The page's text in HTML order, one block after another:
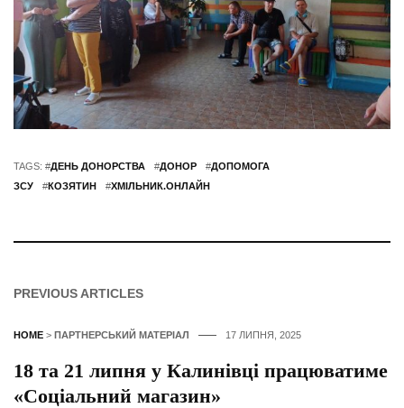
TAGS: #ДЕНЬ ДОНОРСТВА #ДОНОР #ДОПОМОГА
ЗСУ
#КОЗЯТИН #ХМІЛЬНИК.ОНЛАЙН
PREVIOUS ARTICLES
HOME > ПАРТНЕРСЬКИЙ МАТЕРІАЛ 17 ЛИПНЯ, 2025
18 та 21 липня у Калинівці працюватиме
«Соціальний магазин»